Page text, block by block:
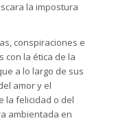
Miguel con la hija
el retorno a
del instituto, Leo.
como Giulia
De
a Giulia una
habían ya
Leo se vio
la impostura
conspiraciones e
con la ética de la
a lo largo de sus
amor y el
la felicidad o del
ambientada en